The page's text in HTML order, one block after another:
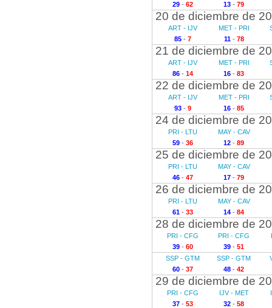
29- 62
13 - 79
20 de diciembre de
ART - IJV
85- 7
MET - PRI
11- 78
21 de diciembre de
ART - IJV
86- 14
MET - PRI
16 - 83
22 de diciembre de
ART - IJV
93- 9
MET - PRI
16 - 85
24 de diciembre de
PRI - LTU
59- 36
MAY - CAV
12 - 89
25 de diciembre de
PRI - LTU
46- 47
MAY - CAV
17 - 79
26 de diciembre de
PRI - LTU
61- 33
MAY - CAV
14 - 84
28 de diciembre de
PRI - CFG
39- 60
PRI - CFG
39 - 51
SSP - GTM
60- 37
SSP - GTM
48 - 42
29 de diciembre de
PRI - CFG
37- 53
IJV - MET
32 - 58